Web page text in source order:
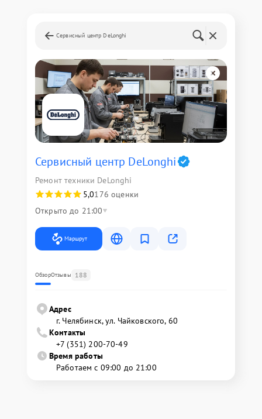
Сервисный центр DeLonghi
Сервисный центр DeLonghi
Ремонт техники DeLonghi
5,0176 оценки
Открыто до 21:00
Маршрут
ОбзорОтзывы 188
Адрес
г. Челябинск, ул. Чайковского, 60
Контакты
+7 (351) 200-70-49
Время работы
Работаем с 09:00 до 21:00